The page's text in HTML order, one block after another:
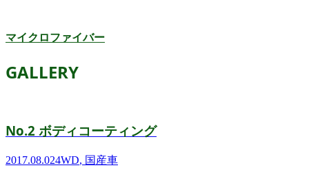
マイクロファイバー
GALLERY
No.2 ボディコーティング
2017.08.024WD, 国産車